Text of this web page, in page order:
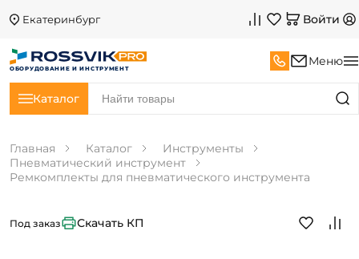
Екатеринбург Войти
ОБОРУДОВАНИЕ И ИНСТРУМЕНТ
Меню
Каталог
Главная Каталог
Инструменты
Пневматический инструмент
Ремкомплекты для пневматического инструмента
Под заказ Скачать КП